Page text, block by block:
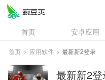
首页 安卓应用
资讯
专题
问答
首页 > 应用软件 > 最新新2登录
最新新2